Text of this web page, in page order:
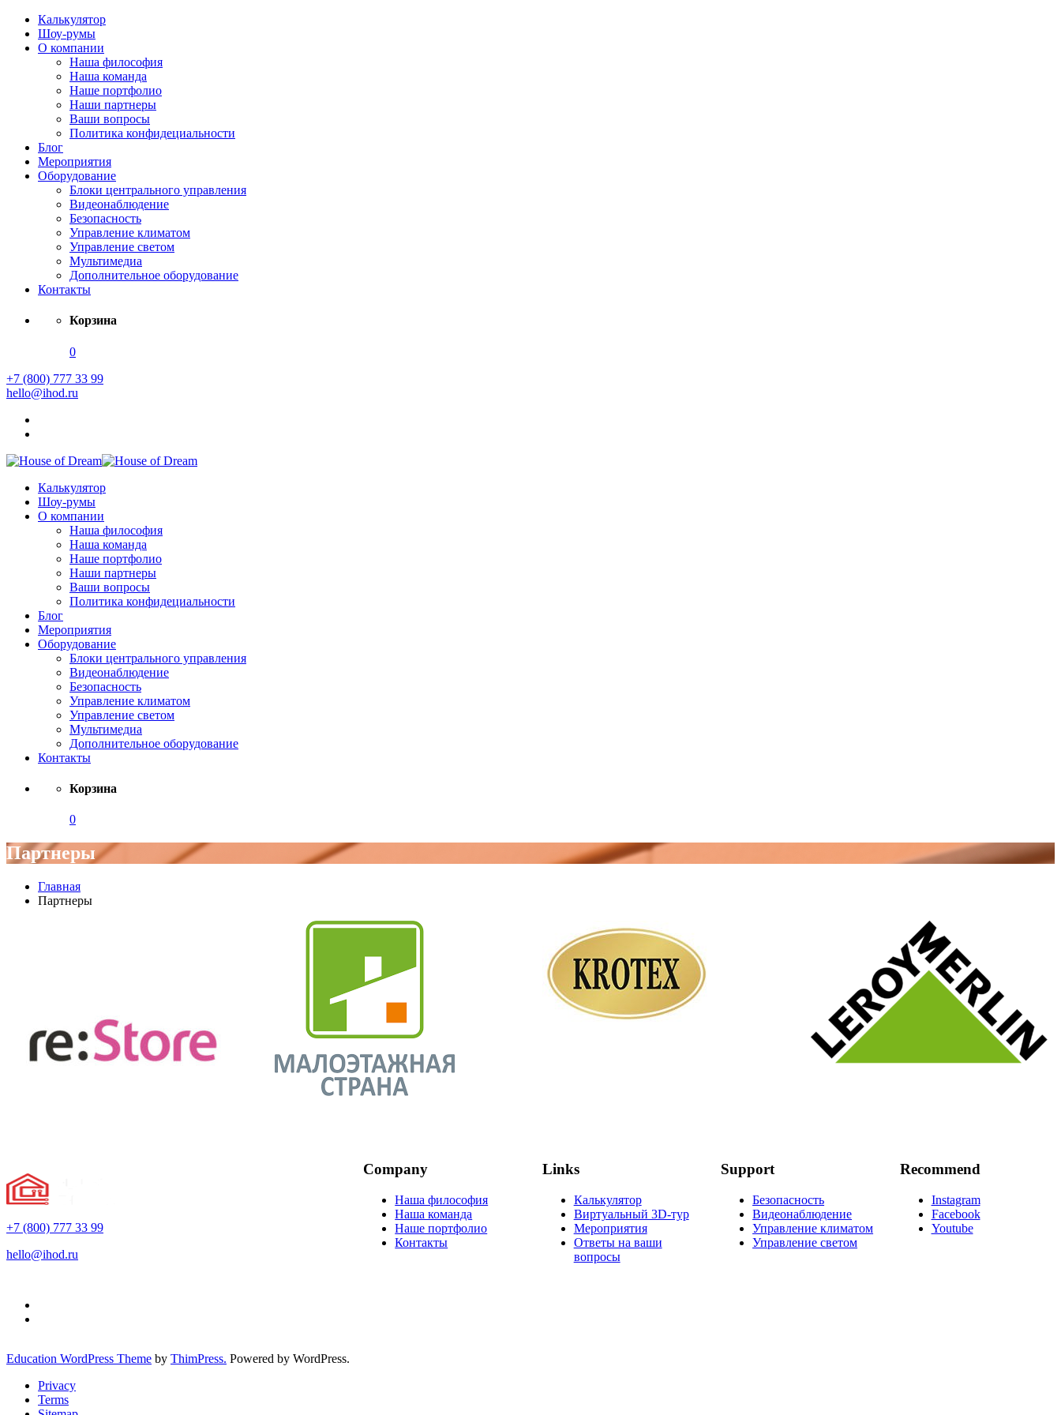
Калькулятор
Шоу-румы
О компании
Наша философия
Наша команда
Наше портфолио
Наши партнеры
Ваши вопросы
Политика конфидециальности
Блог
Мероприятия
Оборудование
Блоки центрального управления
Видеонаблюдение
Безопасность
Управление климатом
Управление светом
Мультимедиа
Дополнительное оборудование
Контакты
Корзина
0
+7 (800) 777 33 99
hello@ihod.ru
Калькулятор
Шоу-румы
О компании
Наша философия
Наша команда
Наше портфолио
Наши партнеры
Ваши вопросы
Политика конфидециальности
Блог
Мероприятия
Оборудование
Блоки центрального управления
Видеонаблюдение
Безопасность
Управление климатом
Управление светом
Мультимедиа
Дополнительное оборудование
Контакты
Корзина
0
Партнеры
Главная
Партнеры
+7 (800) 777 33 99
hello@ihod.ru
Company
Наша философия
Наша команда
Наше портфолио
Контакты
Links
Калькулятор
Виртуальный 3D-тур
Мероприятия
Ответы на ваши
вопросы
Support
Безопасность
Видеонаблюдение
Управление климатом
Управление светом
Recommend
Instagram
Facebook
Youtube
Education WordPress Theme by ThimPress. Powered by WordPress.
Privacy
Terms